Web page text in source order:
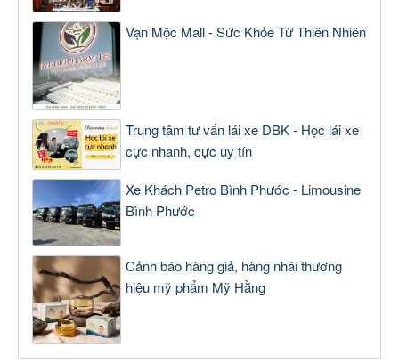
Vạn Mộc Mall - Sức Khỏe Từ Thiên Nhiên
Trung tâm tư vấn lái xe DBK - Học lái xe
cực nhanh, cực uy tín
Xe Khách Petro Bình Phước - Limousine
Bình Phước
Cảnh báo hàng giả, hàng nhái thương
hiệu mỹ phẩm Mỹ Hằng